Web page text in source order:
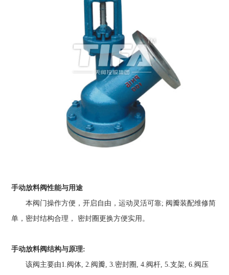
手动放料阀性能与用途
本阀门操作方便，开启自由，运动灵活可靠; 阀瓣装配维修简
单，密封结构合理， 密封圈更换方便实用。
手动放料阀结构与原理:
该阀主要由1.阀体, 2.阀瓣, 3.密封圈, 4.阀杆, 5.支架, 6.阀压